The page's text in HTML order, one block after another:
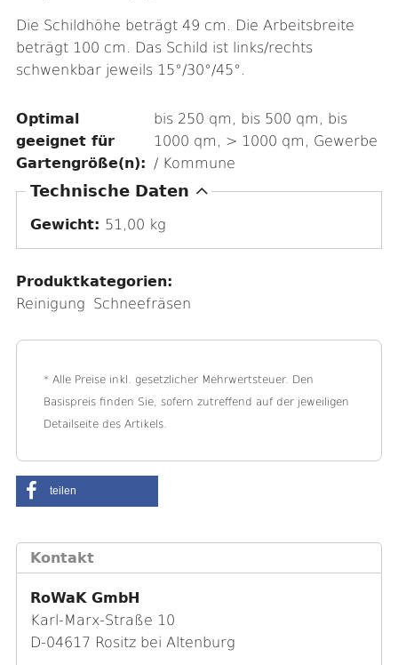
Die Schildhöhe beträgt 49 cm. Die Arbeitsbreite
beträgt 100 cm. Das Schild ist links/rechts
schwenkbar jeweils 15°/30°/45°.
Optimal
geeignet für
Gartengröße(n):
bis 250 qm, bis 500 qm, bis
1000 qm, > 1000 qm, Gewerbe
/ Kommune
A
u
l
n
Technische Daten
Gewicht: 51,00 kg
Produktkategorien:
Reinigung Schneefräsen
* Alle Preise inkl. gesetzlicher Mehrwertsteuer. Den
Basispreis finden Sie, sofern zutreffend auf der jeweiligen
Detailseite des Artikels.
teilen
Kontakt
RoWaK GmbH
Karl-Marx-Straße 10
D-04617 Rositz bei Altenburg